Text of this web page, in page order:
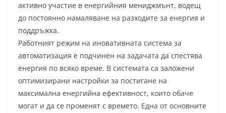
активно участие в енергийния мениджмънт, водещ
до постоянно намаляване на разходите за енергия и
поддръжка.
Работният режим на иновативната система за
автоматизация е подчинен на задачата да спестява
енергия по всяко време. В системата са заложени
оптимизирани настройки за постигане на
максимална енергийна ефективност, които обаче
могат и да се променят с времето. Една от основните